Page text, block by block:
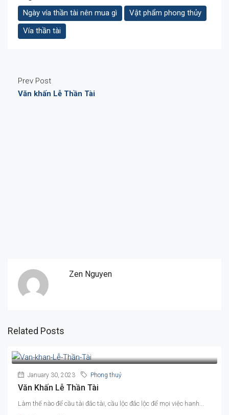
Ngày vía thần tài nên mua gì
Vật phẩm phong thủy
Vía thần tài
Prev Post
Văn khấn Lễ Thần Tài
Zen Nguyen
Related Posts
January 30, 2023 Phong thuỷ
Văn Khấn Lễ Thần Tài
Làm thế nào để cầu tài đắc tài, cầu lộc đắc lộc để mọi việc hanh...